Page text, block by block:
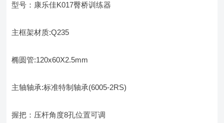
型号：康乐佳K017臀桥训练器
主框架材质:Q235
椭圆管:120x60X2.5mm
主轴轴承:标准特制轴承(6005-2RS)
握把：压杆角度8孔位置可调